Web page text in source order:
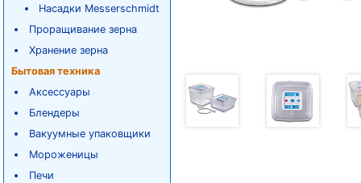
Насадки Messerschmidt
Проращивание зерна
Хранение зерна
Бытовая техника
Аксессуары
Блендеры
Вакуумные упаковщики
Мороженицы
Печи